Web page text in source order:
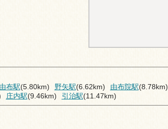
布駅(5.80km) 野矢駅(6.62km) 由布院駅(8.78km)
庄内駅(9.46km) 引治駅(11.47km)